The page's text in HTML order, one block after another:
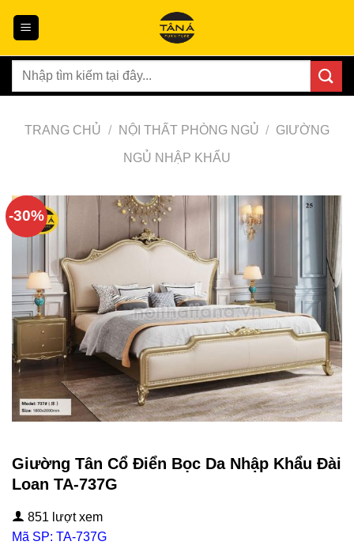
Tìm
TRANG CHỦ / NỘI THẤT PHÒNG NGỦ / GIƯỜNG
NGỦ NHẬP KHẨU
-30%
Giường Tân Cổ Điển Bọc Da Nhập Khẩu Đài
Loan TA-737G
851 lượt xem
Mã SP: TA-737G